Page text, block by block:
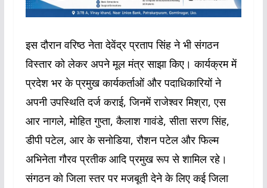
इस दौरान वरिष्ठ नेता देवेंद्र प्रताप सिंह ने भी संगठन
विस्तार को लेकर अपने मूल मंत्र साझा किए। कार्यक्रम में
प्रदेश भर के प्रमुख कार्यकर्ताओं और पदाधिकारियों ने
अपनी उपस्थिति दर्ज कराई, जिनमें राजेश्‍वर मिश्रा, एस
आर नागले, मोहित गुप्ता, कैलाश गावंडे, सीता सरण सिंह,
डीपी पटेल, आर के सनोडिया, रौशन पटेल और फिल्म
अभिनेता गौरव प्रतीक आदि प्रमुख रूप से शामिल रहे।
संगठन को जिला स्तर पर मजबूती देने के लिए कई जिला